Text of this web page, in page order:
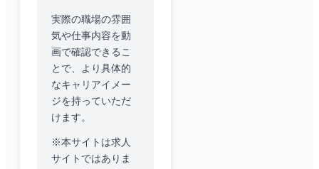
実際の職場の雰囲
気や仕事内容を動
画で確認できるこ
とで、より具体的
なキャリアイメー
ジを持っていただ
けます。
※本サイトは求人
サイトではありま